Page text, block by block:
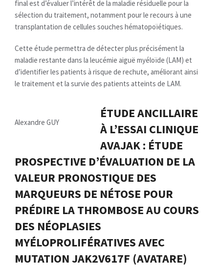
final est d’évaluer l’intérêt de la maladie résiduelle pour la
sélection du traitement, notamment pour le recours à une
transplantation de cellules souches hématopoïétiques.
Cette étude permettra de détecter plus précisément la
maladie restante dans la leucémie aiguë myéloïde (LAM) et
d’identifier les patients à risque de rechute, améliorant ainsi
le traitement et la survie des patients atteints de LAM.
Alexandre GUY
ÉTUDE ANCILLAIRE
À L’ESSAI CLINIQUE
AVAJAK : ÉTUDE
PROSPECTIVE D’ÉVALUATION DE LA
VALEUR PRONOSTIQUE DES
MARQUEURS DE NÉTOSE POUR
PRÉDIRE LA THROMBOSE AU COURS
DES NÉOPLASIES
MYÉLOPROLIFÉRATIVES AVEC
MUTATION JAK2V617F (AVATARE)